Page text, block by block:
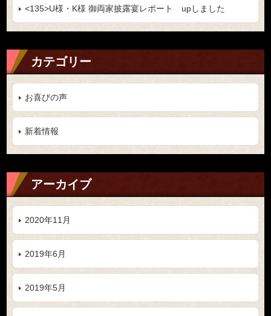
<135>U様・K様 御両家披露宴レポート upしました
カテゴリー
お喜びの声
新着情報
アーカイブ
2020年11月
2019年6月
2019年5月